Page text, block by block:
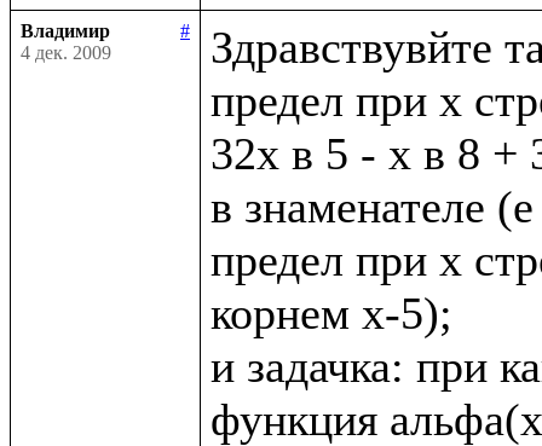
Владимир
#
4 дек. 2009
Здравствувйте
предел при х
32х в 5 - х в 8 +
в знаменателе
предел при х
корнем х-5);
и задачка: при
функция